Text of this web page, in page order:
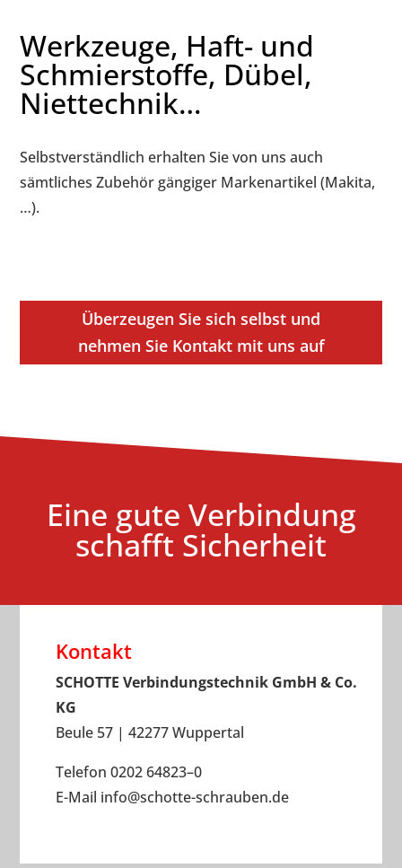
Werkzeuge, Haft- und
Schmierstoffe, Dübel,
Niettechnik…
Selbstverständlich erhalten Sie von uns auch
sämtliches Zubehör gängiger Markenartikel (Makita,
…).
Überzeugen Sie sich selbst und
nehmen Sie Kontakt mit uns auf
Eine gute Verbindung
schafft Sicherheit
Kontakt
SCHOTTE Verbindungstechnik GmbH & Co.
KG
Beule 57 | 42277 Wuppertal
Telefon 0202 64823–0
E-Mail info@schotte-schrauben.de